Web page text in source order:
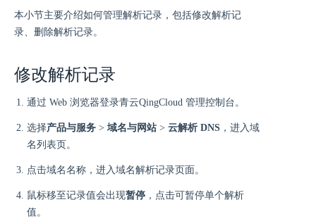
本小节主要介绍如何管理解析记录，包括修改解析记
录、删除解析记录。
修改解析记录
通过 Web 浏览器登录青云QingCloud 管理控制台。
选择产品与服务 > 域名与网站 > 云解析 DNS ，进入域
名列表页。
点击域名名称，进入域名解析记录页面。
鼠标移至记录值会出现暂停 ，点击可暂停单个解析
值。